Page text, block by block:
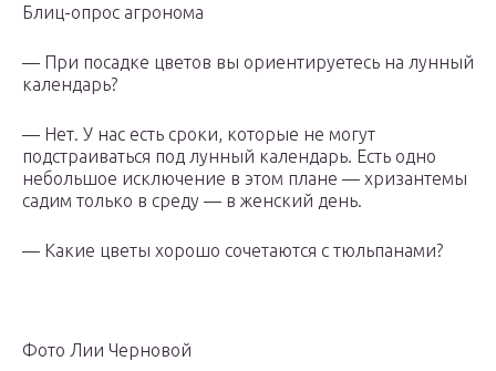
Блиц-опрос агронома
— При посадке цветов вы ориентируетесь на лунный
календарь?
— Нет. У нас есть сроки, которые не могут
подстраиваться под лунный календарь. Есть одно
небольшое исключение в этом плане — хризантемы
садим только в среду — в женский день.
— Какие цветы хорошо сочетаются с тюльпанами?
Фото Лии Черновой